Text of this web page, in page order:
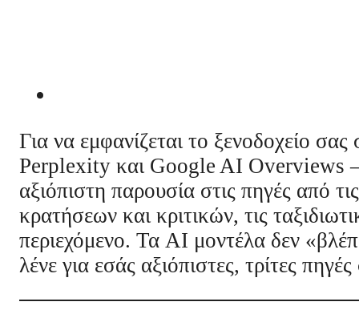
Για να εμφανίζεται το ξενοδοχείο
Perplexity και Google AI Overviews —
αξιόπιστη παρουσία στις πηγές από
κρατήσεων και κριτικών, τις
περιεχόμενο. Τα AI μοντέλα δεν
λένε για εσάς αξιόπιστες, τρίτες